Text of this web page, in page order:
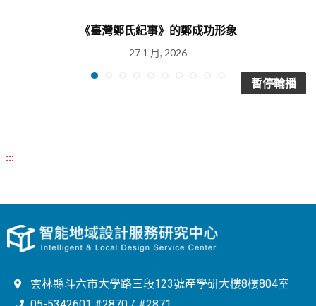
《臺灣鄭氏紀事》的鄭成功形象
27 1 月, 2026
暫停輪播
:::
雲林縣斗六市大學路三段123號產學研大樓8樓804室